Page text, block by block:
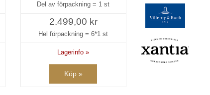
Del av förpackning = 1 st
2.499,00 kr
Hel förpackning =6*1 st
Lagerinfo »
Köp »